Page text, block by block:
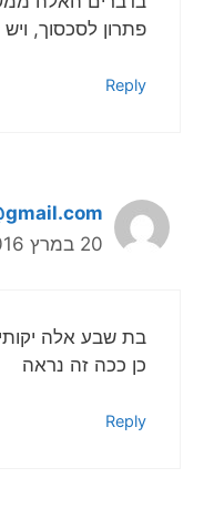
פתרון לסכסוך,
Reply
20 במרץ 2016 בשעה 16:25
בת שבע אלה
כן ככה זה נראה
Reply